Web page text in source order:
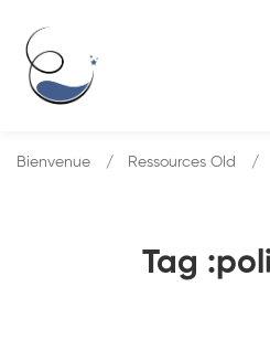
Tag
Bienvenue Ressources Old